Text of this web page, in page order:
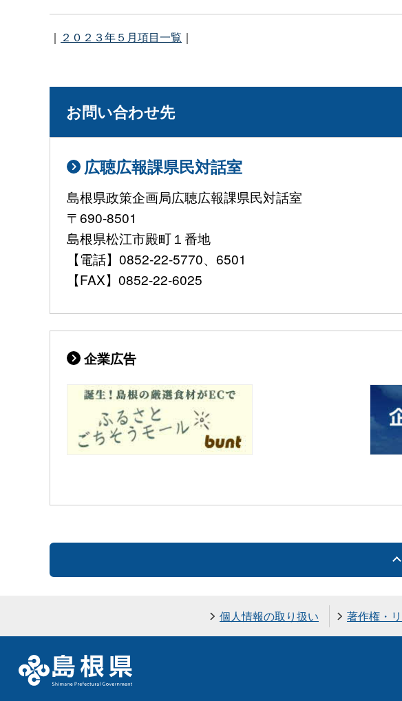
｜ ２０２３年５月項目一覧 ｜
お問い合わせ先
広聴広報課県民対話室
島根県政策企画局広聴広報課県民対話室
〒690-8501
島根県松江市殿町１番地
【電話】0852-22-5770、6501
【FAX】0852-22-6025
企業広告
個人情報の取り扱い 著作権・